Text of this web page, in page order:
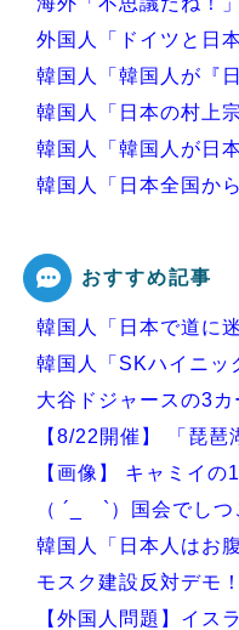
外国人「ドイツと日
韓国人「韓国人が『
韓国人「日本の村上
韓国人「韓国人が日
韓国人「日本全国か
Powered by livedoor
おすすめ記事
韓国人「日本で道に
韓国人「SKハイニッ
大谷ドジャースの3
【8/22開催】 「琵琶
【画像】 キャミイの
（ ´_ゝ`）国会でし
韓国人「日本人はお
モスク建設反対デモ
【外国人問題】イス